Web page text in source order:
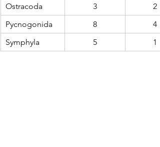
Ostracoda
3
2
Pycnogonida
8
4
Symphyla
5 1